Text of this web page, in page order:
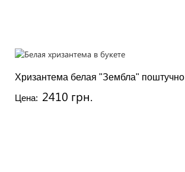
Хризантема белая "Зембла" поштучно
Цена: 2410 грн.